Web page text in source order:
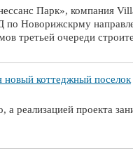
Парк», компания
Новорижскрму
третьей очереди
коттеджный поселок
а реализацией проекта